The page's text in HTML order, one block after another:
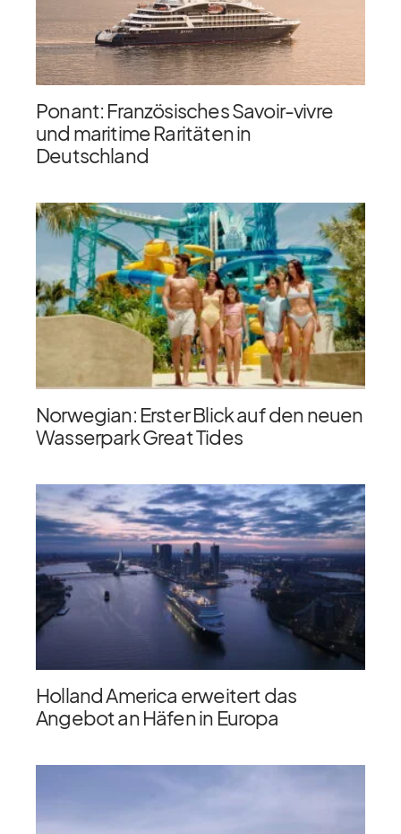
Ponant: Französisches Savoir-vivre
und maritime Raritäten in
Deutschland
Norwegian: Erster Blick auf den neuen
Wasserpark Great Tides
Holland America erweitert das
Angebot an Häfen in Europa